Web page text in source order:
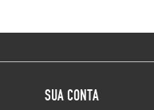
SUA CONTA